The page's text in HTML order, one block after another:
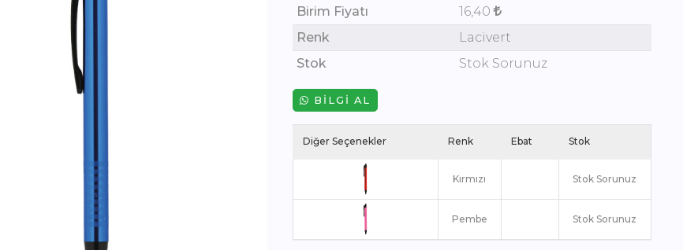
Birim Fiyatı
16,40
Renk
Lacivert
Stok
Stok Sorunuz
BILGI AL
Diğer Seçenekler Renk Ebat Stok
Kırmızı Stok Sorunuz
Pembe Stok Sorunuz